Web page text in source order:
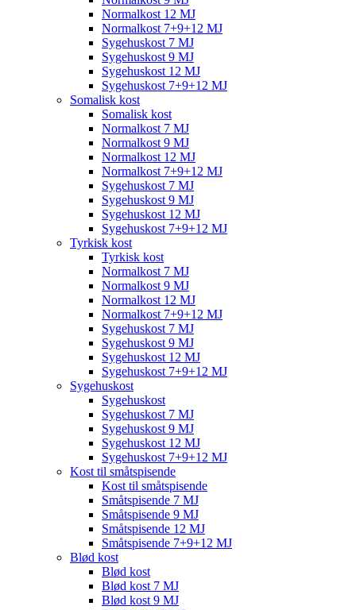
Normalkost 12 MJ
Normalkost 7+9+12 MJ
Sygehuskost 7 MJ
Sygehuskost 9 MJ
Sygehuskost 12 MJ
Sygehuskost 7+9+12 MJ
Somalisk kost
Somalisk kost
Normalkost 7 MJ
Normalkost 9 MJ
Normalkost 12 MJ
Normalkost 7+9+12 MJ
Sygehuskost 7 MJ
Sygehuskost 9 MJ
Sygehuskost 12 MJ
Sygehuskost 7+9+12 MJ
Tyrkisk kost
Tyrkisk kost
Normalkost 7 MJ
Normalkost 9 MJ
Normalkost 12 MJ
Normalkost 7+9+12 MJ
Sygehuskost 7 MJ
Sygehuskost 9 MJ
Sygehuskost 12 MJ
Sygehuskost 7+9+12 MJ
Sygehuskost
Sygehuskost
Sygehuskost 7 MJ
Sygehuskost 9 MJ
Sygehuskost 12 MJ
Sygehuskost 7+9+12 MJ
Kost til småtspisende
Kost til småtspisende
Småtspisende 7 MJ
Småtspisende 9 MJ
Småtspisende 12 MJ
Småtspisende 7+9+12 MJ
Blød kost
Blød kost
Blød kost 7 MJ
Blød kost 9 MJ